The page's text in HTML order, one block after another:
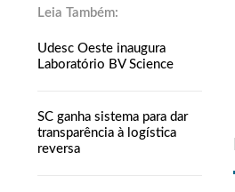
Udesc Oeste inaugura
Laboratório BV Science
SC ganha sistema para dar
transparência à logística
reversa